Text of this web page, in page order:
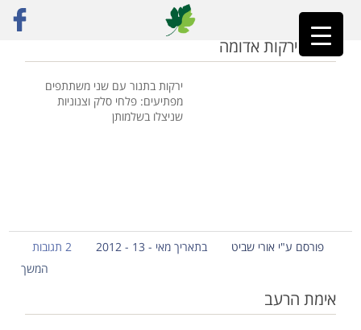
ראשי»צנוניות
קדרת ירקות אדומה
ירקות בתנור עם שני משתתפים
מפתיעים: פלחי סלק וצנוניות
שניצלו בשלמותן
פורסם ע"י אורי שביט בתאריך מאי - 13 - 2012
2 תגובות
המשך
אימת הרעב